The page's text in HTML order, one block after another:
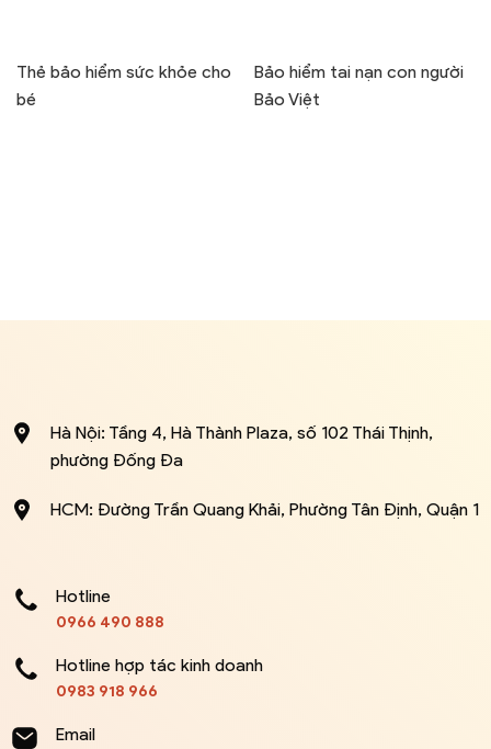
Thẻ bảo hiểm sức khỏe cho
bé
Bảo hiểm tai nạn con người
Bảo Việt
Hà Nội: Tầng 4, Hà Thành Plaza, số 102 Thái Thịnh,
phường Đống Đa
HCM: Đường Trần Quang Khải, Phường Tân Định, Quận 1
Hotline
0966 490 888
Hotline hợp tác kinh doanh
0983 918 966
Email